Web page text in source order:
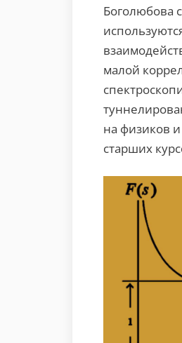
Боголюбова
малой
на физиков
старших